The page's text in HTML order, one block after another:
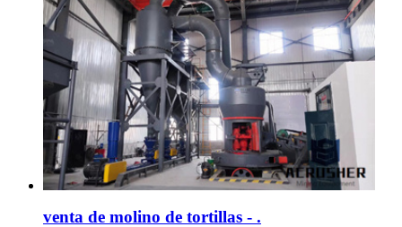
venta de molino de tortillas - .